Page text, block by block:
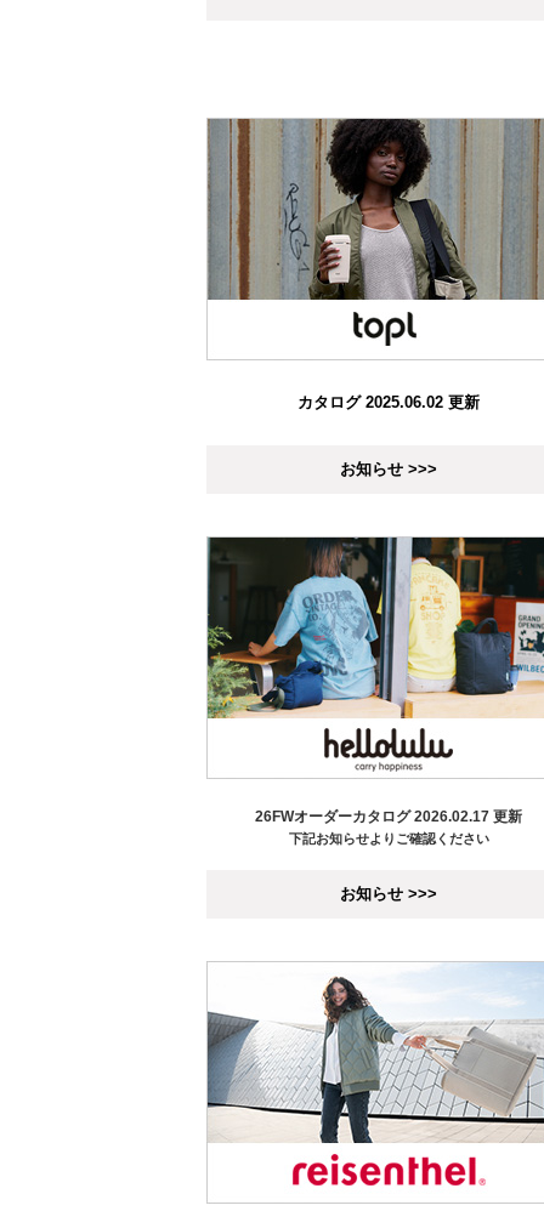
カタログ 2025.06.02 更新
お知らせ >>>
26FWオーダーカタログ 2026.02.17 更新
下記お知らせよりご確認ください
お知らせ >>>